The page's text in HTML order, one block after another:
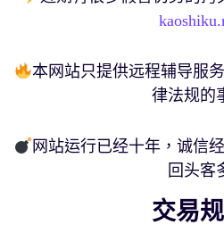
本网站只提供远程辅导服
律法规的
网站运行已经十年，诚信
回头客
交易